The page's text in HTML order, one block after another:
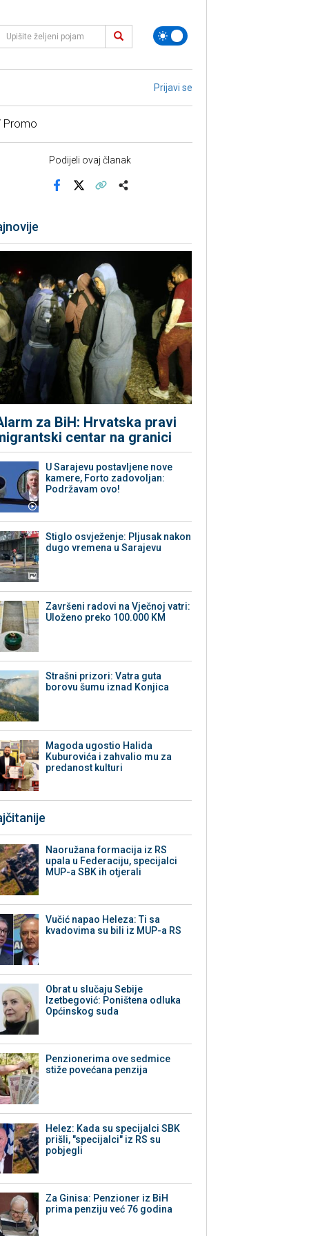
Prijavi se
Promo
Podijeli ovaj članak
za BiH: Hrvatska pravi
centar na granici
U Sarajevu postavljene nove
kamere, Forto zadovoljan:
Podržavam ovo!
Stiglo osvježenje: Pljusak nakon
dugo vremena u Sarajevu
Završeni radovi na Vječnoj vatri:
Uloženo preko 100.000 KM
Strašni prizori: Vatra guta
borovu šumu iznad Konjica
Magoda ugostio Halida
Kuburovića i zahvalio mu za
predanost kulturi
Naoružana formacija iz RS
upala u Federaciju, specijalci
MUP-a SBK ih otjerali
Vučić napao Heleza: Ti sa
kvadovima su bili iz MUP-a RS
Obrat u slučaju Sebije
Izetbegović: Poništena odluka
Općinskog suda
Penzionerima ove sedmice
stiže povećana penzija
Helez: Kada su specijalci SBK
prišli, "specijalci" iz RS su
pobjegli
Za Ginisa: Penzioner iz BiH
prima penziju već 76 godina